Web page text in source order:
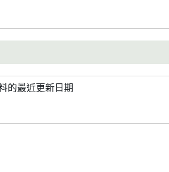
的最近更新日期